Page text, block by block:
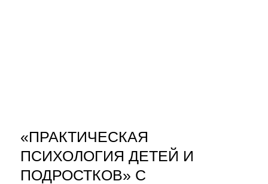
«ПРАКТИЧЕСКАЯ
ПСИХОЛОГИЯ ДЕТЕЙ И
ПОДРОСТКОВ» С